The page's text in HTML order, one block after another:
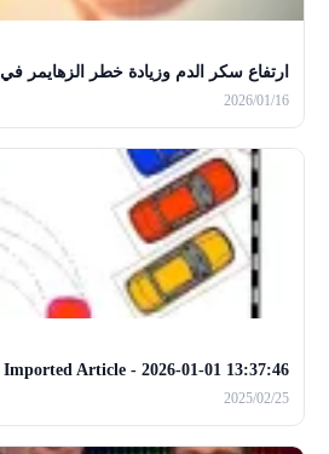
ارتفاع سكر الدم وزيادة خطر الزهايمر في 69%
2026/01/16
Imported Article - 2026-01-01 13:37:46
2025/02/25